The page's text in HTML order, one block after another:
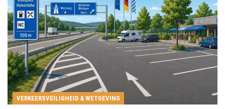
VERKEERSVEILIGHEID & WETGEVING